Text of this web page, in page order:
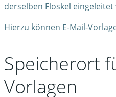
derselben Floskel
Hierzu können E-Mail-
Speicherort
Vorlagen